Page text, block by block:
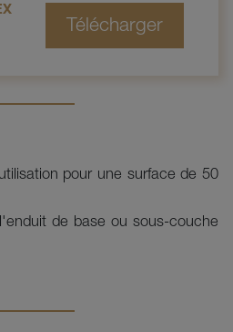
pour une surface de 50
de base ou sous-couche